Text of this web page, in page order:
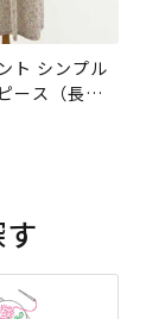
ト シンプル
ース（長
31N